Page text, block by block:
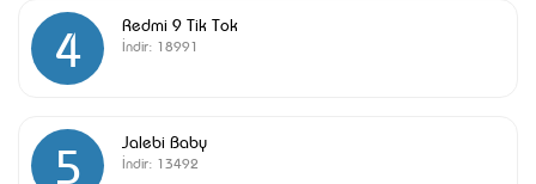
4 Redmi 9 Tik Tok
İndir: 18991
5 Jalebi Baby
İndir: 13492